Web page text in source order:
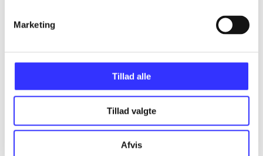
Marketing
Tillad alle
Tillad valgte
Afvis
...